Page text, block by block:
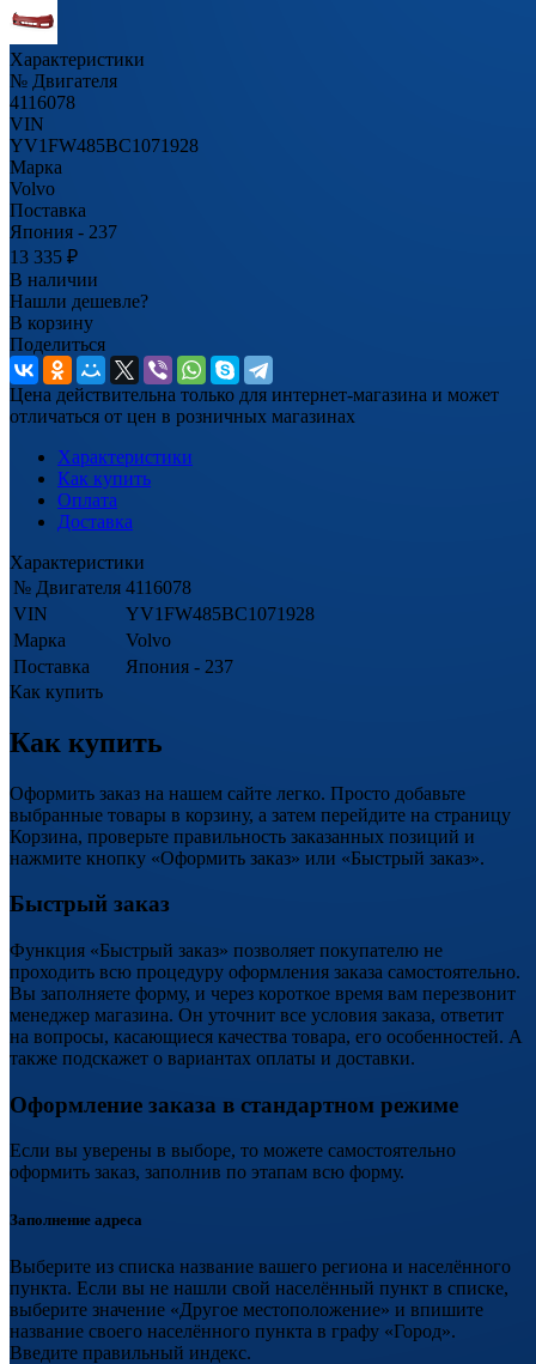
Характеристики
№ Двигателя
4116078
VIN
YV1FW485BC1071928
Марка
Volvo
Поставка
Япония - 237
13 335 ₽
В наличии
Нашли дешевле?
В корзину
Поделиться
Цена действительна только для интернет-магазина и может
отличаться от цен в розничных магазинах
Характеристики
Как купить
Оплата
Доставка
Характеристики
№ Двигателя 4116078
VIN
YV1FW485BC1071928
Марка
Volvo
Поставка
Япония - 237
Как купить
Как купить
Оформить заказ на нашем сайте легко. Просто добавьте
выбранные товары в корзину, а затем перейдите на страницу
Корзина, проверьте правильность заказанных позиций и
нажмите кнопку «Оформить заказ» или «Быстрый заказ».
Быстрый заказ
Функция «Быстрый заказ» позволяет покупателю не
проходить всю процедуру оформления заказа самостоятельно.
Вы заполняете форму, и через короткое время вам перезвонит
менеджер магазина. Он уточнит все условия заказа, ответит
на вопросы, касающиеся качества товара, его особенностей. А
также подскажет о вариантах оплаты и доставки.
Оформление заказа в стандартном режиме
Если вы уверены в выборе, то можете самостоятельно
оформить заказ, заполнив по этапам всю форму.
Заполнение адреса
Выберите из списка название вашего региона и населённого
пункта. Если вы не нашли свой населённый пункт в списке,
выберите значение «Другое местоположение» и впишите
название своего населённого пункта в графу «Город».
Введите правильный индекс.